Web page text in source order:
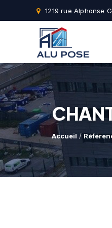
1219 rue Alphonse
Accueil /